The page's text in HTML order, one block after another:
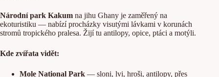
Národní park Kakum na jihu Ghany je zaměřený na
ekoturistiku — nabízí procházky visutými lávkami v korunách
stromů tropického pralesa. Žijí tu antilopy, opice, ptáci a motýli.
Kde zvířata vidět:
Mole National Park — sloni, lvi, hroši, antilopy, přes